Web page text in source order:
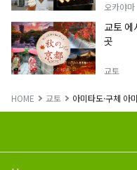
오카야마
교토 에
곳
교토
HOME 교토 아미타도·구체 아